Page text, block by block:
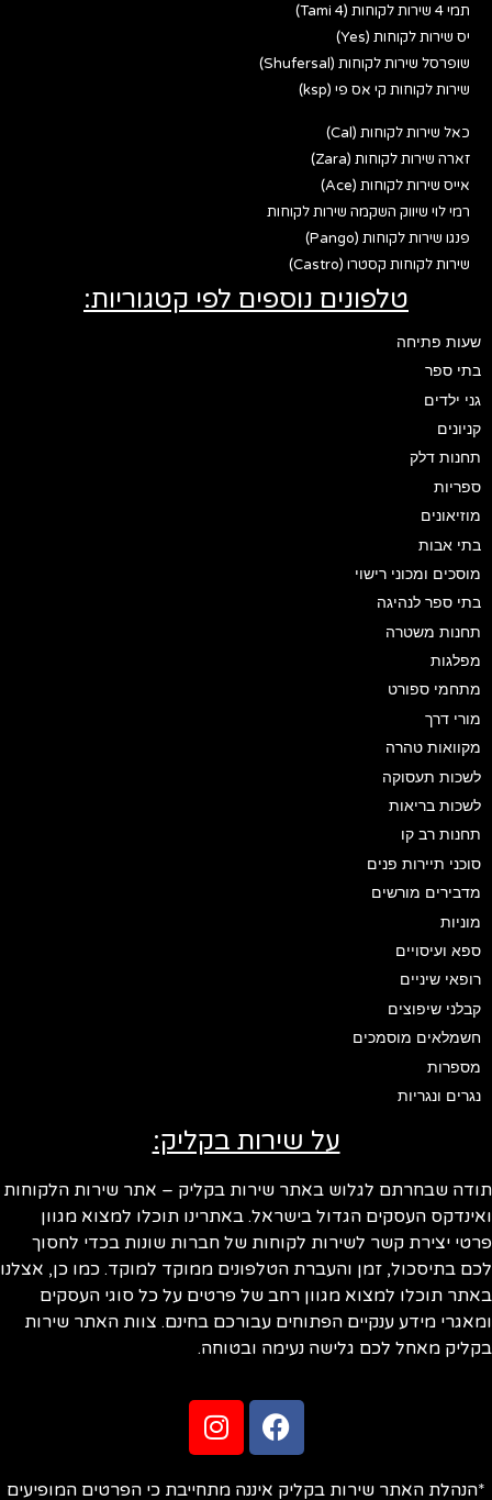
תמי 4 שירות לקוחות (Tami 4)
יס שירות לקוחות (Yes)
שופרסל שירות לקוחות (Shufersal)
שירות לקוחות קי אס פי (ksp)
כאל שירות לקוחות (Cal)
זארה שירות לקוחות (Zara)
אייס שירות לקוחות (Ace)
רמי לוי שיווק השקמה שירות לקוחות
פנגו שירות לקוחות (Pango)
שירות לקוחות קסטרו (Castro)
טלפונים נוספים לפי קטגוריות:
שעות פתיחה
בתי ספר
גני ילדים
קניונים
תחנות דלק
ספריות
מוזיאונים
בתי אבות
מוסכים ומכוני רישוי
בתי ספר לנהיגה
תחנות משטרה
מפלגות
מתחמי ספורט
מורי דרך
מקוואות טהרה
לשכות תעסוקה
לשכות בריאות
תחנות רב קו
סוכני תיירות פנים
מדבירים מורשים
מוניות
ספא ועיסויים
רופאי שיניים
קבלני שיפוצים
חשמלאים מוסמכים
מספרות
נגרים ונגריות
על שירות בקליק:
שבחרתם לגלוש באתר שירות בקליק – אתר שירות הלקוחות
העסקים הגדול בישראל. באתרינו תוכלו למצוא מגוון
יצירת קשר לשירות לקוחות של חברות שונות בכדי לחסוך
בתיסכול, זמן והעברת הטלפונים ממוקד למוקד. כמו כן, אצלנו
תוכלו למצוא מגוון רחב של פרטים על כל סוגי העסקים
מידע ענקיים הפתוחים עבורכם בחינם. צוות האתר שירות
מאחל לכם גלישה נעימה ובטוחה.
האתר שירות בקליק איננה מתחייבת כי הפרטים המופיעים